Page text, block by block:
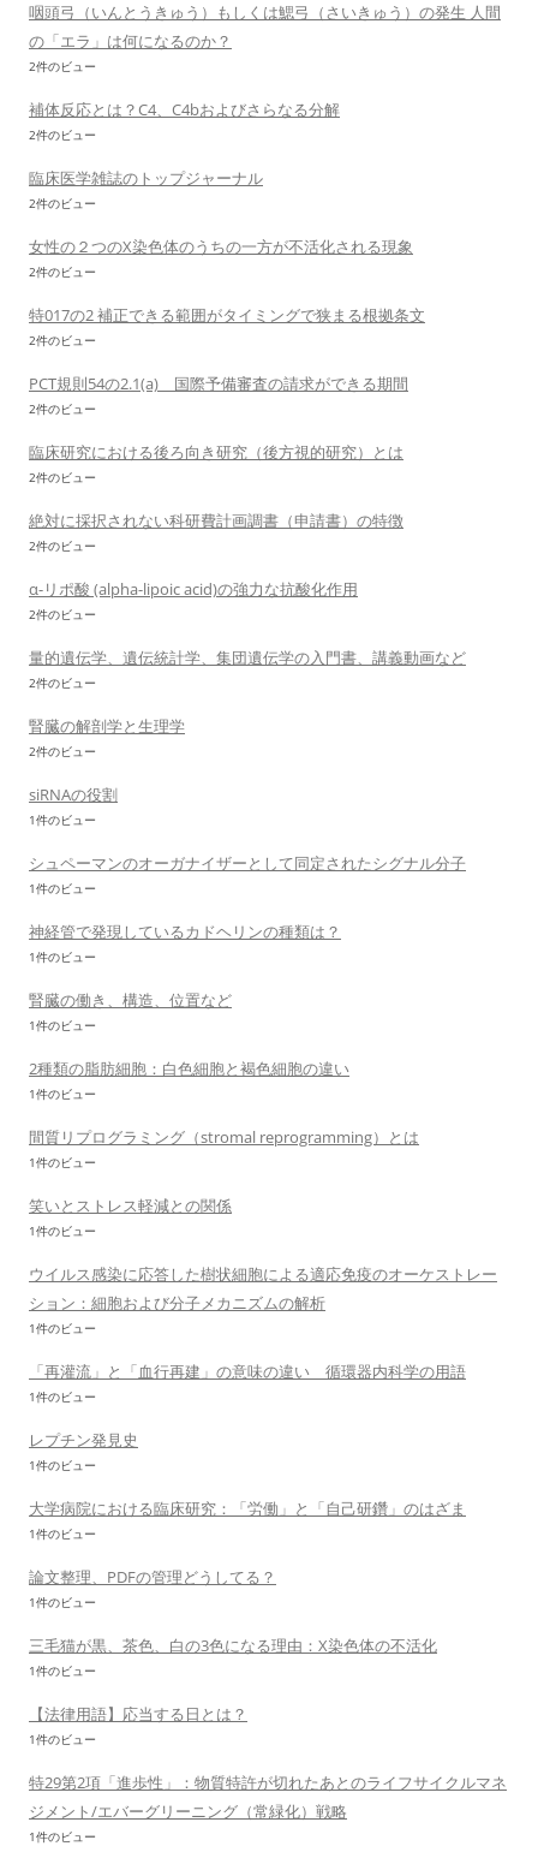
咽頭弓（いんとうきゅう）もしくは鰓弓（さいきゅう）の発生 人間
の「エラ」は何になるのか？
2件のビュー
補体反応とは？C4、C4bおよびさらなる分解
2件のビュー
臨床医学雑誌のトップジャーナル
2件のビュー
女性の２つのX染色体のうちの一方が不活化される現象
2件のビュー
特017の2 補正できる範囲がタイミングで狭まる根拠条文
2件のビュー
PCT規則54の2.1(a) 国際予備審査の請求ができる期間
2件のビュー
臨床研究における後ろ向き研究（後方視的研究）とは
2件のビュー
絶対に採択されない科研費計画調書（申請書）の特徴
2件のビュー
α-リポ酸 (alpha-lipoic acid)の強力な抗酸化作用
2件のビュー
量的遺伝学、遺伝統計学、集団遺伝学の入門書、講義動画など
2件のビュー
腎臓の解剖学と生理学
2件のビュー
siRNAの役割
1件のビュー
シュペーマンのオーガナイザーとして同定されたシグナル分子
1件のビュー
神経管で発現しているカドヘリンの種類は？
1件のビュー
腎臓の働き、構造、位置など
1件のビュー
2種類の脂肪細胞：白色細胞と褐色細胞の違い
1件のビュー
間質リプログラミング（stromal reprogramming）とは
1件のビュー
笑いとストレス軽減との関係
1件のビュー
ウイルス感染に応答した樹状細胞による適応免疫のオーケストレー
ション：細胞および分子メカニズムの解析
1件のビュー
「再灌流」と「血行再建」の意味の違い 循環器内科学の用語
1件のビュー
レプチン発見史
1件のビュー
大学病院における臨床研究：「労働」と「自己研鑽」のはざま
1件のビュー
論文整理、PDFの管理どうしてる？
1件のビュー
三毛猫が黒、茶色、白の3色になる理由：X染色体の不活化
1件のビュー
【法律用語】応当する日とは？
1件のビュー
特29第2項「進歩性」：物質特許が切れたあとのライフサイクルマネ
ジメント/エバーグリーニング（常緑化）戦略
1件のビュー